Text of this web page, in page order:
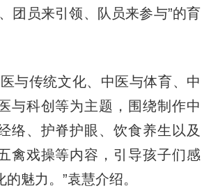
团员来引领、队员来参与”的育
传统文化、中医与体育、中
与科创等为主题，围绕制作中
络、护脊护眼、饮食养生以及
禽戏操等内容，引导孩子们感
魅力。”袁慧介绍。